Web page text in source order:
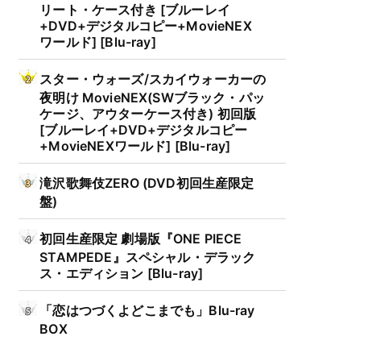
リート・ケース付き [ブルーレイ
+DVD+デジタルコピー+MovieNEX
ワールド] [Blu-ray]
スター・ウォーズ/スカイウォーカーの
夜明け MovieNEX(SWブラック・パッ
ケージ、アウターケース付き) 初回版
[ブルーレイ+DVD+デジタルコピー
+MovieNEXワールド] [Blu-ray]
滝沢歌舞伎ZERO (DVD初回生産限定
盤)
初回生産限定 劇場版『ONE PIECE
STAMPEDE』スペシャル・デラック
ス・エディション [Blu-ray]
「恋はつづくよどこまでも」Blu-ray
BOX